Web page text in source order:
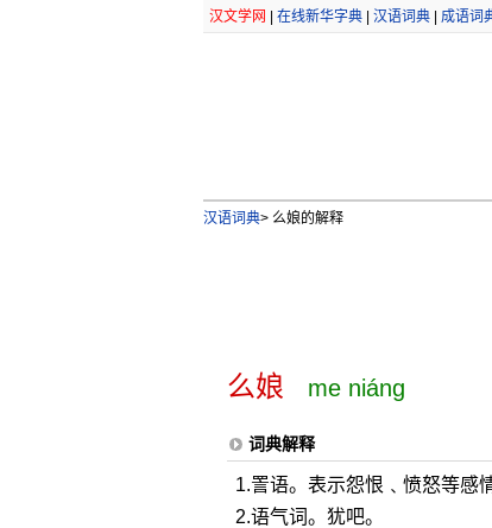
汉文学网 在线新华字典| 汉语词典| 成语词
汉语词典>么娘的解释
么娘 me niáng
词典解释
1.詈语。表示怨恨﹑愤怒等感
2.语气词。犹吧。